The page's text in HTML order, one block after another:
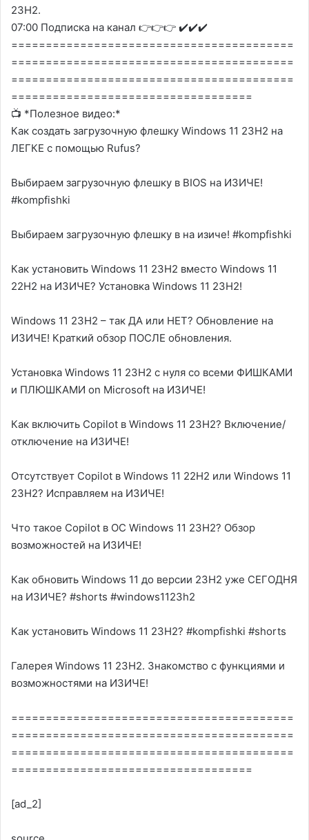
23H2.
07:00 Подписка на канал 👉👉👉 ✔️✔️✔️
=========================================
=========================================
=========================================
===================================
📺 *Полезное видео:*
Как создать загрузочную флешку Windows 11 23H2 на
ЛЕГКЕ с помощью Rufus?
Выбираем загрузочную флешку в BIOS на ИЗИЧЕ!
#kompfishki
Выбираем загрузочную флешку в на изиче! #kompfishki
Как установить Windows 11 23H2 вместо Windows 11
22H2 на ИЗИЧЕ? Установка Windows 11 23H2!
Windows 11 23H2 – так ДА или НЕТ? Обновление на
ИЗИЧЕ! Краткий обзор ПОСЛЕ обновления.
Установка Windows 11 23H2 с нуля со всеми ФИШКАМИ
и ПЛЮШКАМИ on Microsoft на ИЗИЧЕ!
Как включить Copilot в Windows 11 23H2? Включение/
отключение на ИЗИЧЕ!
Отсутствует Copilot в Windows 11 22H2 или Windows 11
23H2? Исправляем на ИЗИЧЕ!
Что такое Copilot в ОС Windows 11 23H2? Обзор
возможностей на ИЗИЧЕ!
Как обновить Windows 11 до версии 23H2 уже СЕГОДНЯ
на ИЗИЧЕ? #shorts #windows1123h2
Как установить Windows 11 23H2? #kompfishki #shorts
Галерея Windows 11 23H2. Знакомство с функциями и
возможностями на ИЗИЧЕ!
=========================================
=========================================
=========================================
===================================
[ad_2]